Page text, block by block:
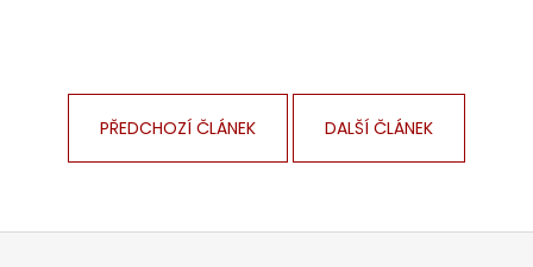
PŘEDCHOZÍ ČLÁNEK DALŠÍ ČLÁNEK
Z